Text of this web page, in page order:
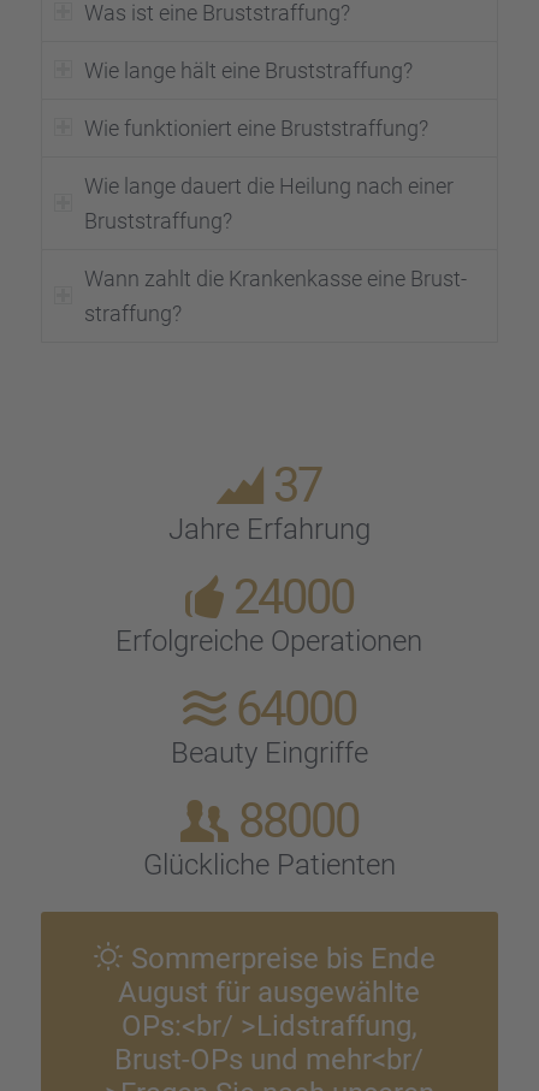
Was ist eine Brust­straf­fung?
Wie lange hält eine Brust­straf­fung?
Wie funktio­niert eine Brust­straf­fung?
Wie lange dauert die Heilung nach einer
Brust­straf­fung?
Wann zahlt die Kranken­kasse eine Brust­
straf­fung?
37
Jahre Erfah­rung
24000
Erfolg­rei­che Opera­tio­nen
64000
Beauty Eingriffe
88000
Glück­li­che Patien­ten
Sommer­preise bis Ende
August für ausge­wählte
OPs:<br/ >Lidstraf­fung,
Brust-OPs und mehr<br/